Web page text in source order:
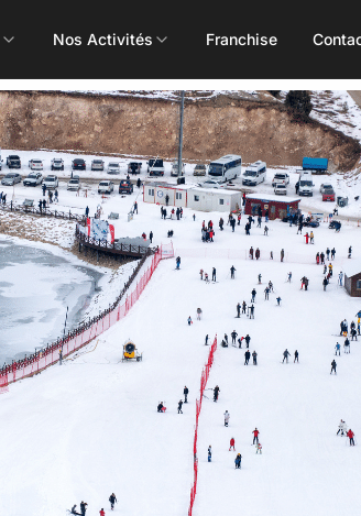
Nos Activités
Les Mills
Body Pump
Body Attack
Concept
ALEOP
Aléop Cardio
Aléop Fight
Franchise